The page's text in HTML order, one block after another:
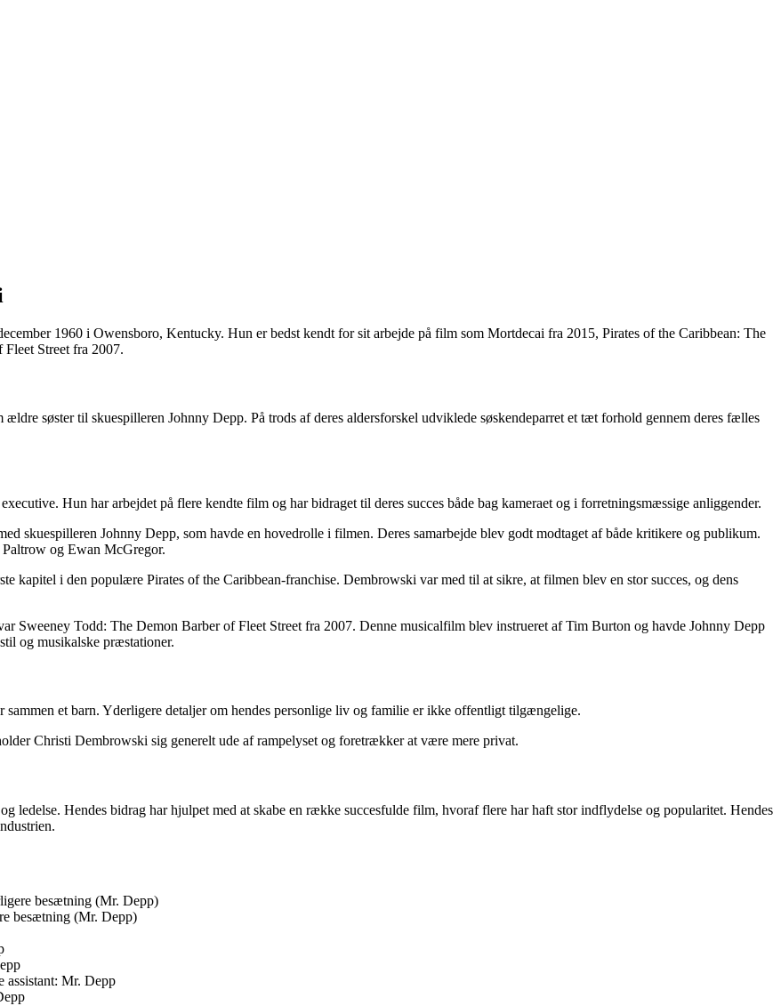
1960 i Owensboro, Kentucky. Hun er bedst kendt for sit arbejde på film som Mortdecai fra 2015, Pirates of the Caribbean: The
Street fra 2007.
søster til skuespilleren Johnny Depp. På trods af deres aldersforskel udviklede søskendeparret et tæt forhold gennem deres fælles
Hun har arbejdet på flere kendte film og har bidraget til deres succes både bag kameraet og i forretningsmæssige anliggender.
skuespilleren Johnny Depp, som havde en hovedrolle i filmen. Deres samarbejde blev godt modtaget af både kritikere og publikum.
Paltrow og Ewan McGregor.
kapitel i den populære Pirates of the Caribbean-franchise. Dembrowski var med til at sikre, at filmen blev en stor succes, og dens
Todd: The Demon Barber of Fleet Street fra 2007. Denne musicalfilm blev instrueret af Tim Burton og havde Johnny Depp
og musikalske præstationer.
et barn. Yderligere detaljer om hendes personlige liv og familie er ikke offentligt tilgængelige.
Christi Dembrowski sig generelt ude af rampelyset og foretrækker at være mere privat.
Hendes bidrag har hjulpet med at skabe en række succesfulde film, hvoraf flere har haft stor indflydelse og popularitet. Hendes
besætning (Mr. Depp)
besætning (Mr. Depp)
assistant: Mr. Depp